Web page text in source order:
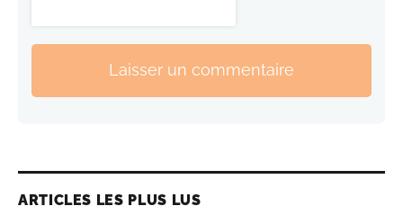
Laisser un commentaire
ARTICLES LES PLUS LUS